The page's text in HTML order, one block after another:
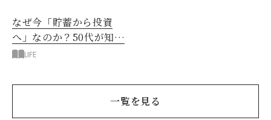
なぜ今「貯蓄から投資
へ」なのか？50代が知る
べきお金の新常識
LIFE
一覧を見る